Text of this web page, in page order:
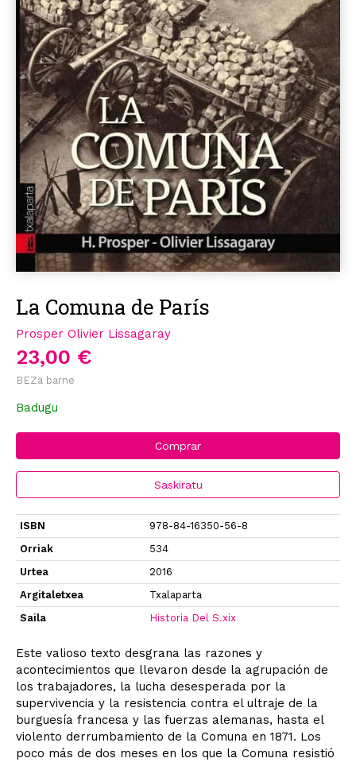
La Comuna de París
Prosper Olivier Lissagaray
23,00 €
BEZa barne
Badugu
Comprar
Saskiratu
ISBN
978-84-16350-56-8
Orriak
534
Urtea
2016
Argitaletxea
Txalaparta
Saila
Historia Del S.xix
Este valioso texto desgrana las razones y
acontecimientos que llevaron desde la agrupación de
los trabajadores, la lucha desesperada por la
supervivencia y la resistencia contra el ultraje de la
burguesía francesa y las fuerzas alemanas, hasta el
violento derrumbamiento de la Comuna en 1871. Los
poco más de dos meses en los que la Comuna resistió